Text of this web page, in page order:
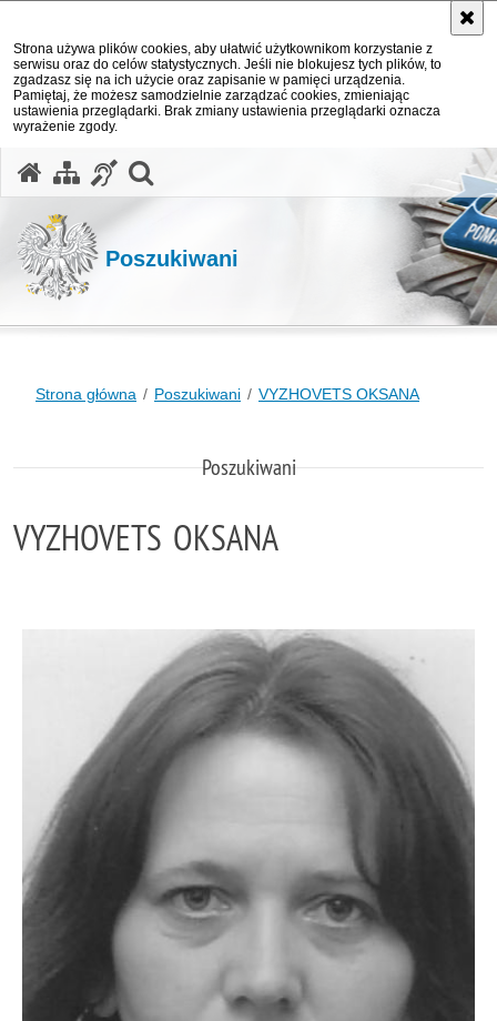
Strona używa plików cookies, aby ułatwić użytkownikom korzystanie z
serwisu oraz do celów statystycznych. Jeśli nie blokujesz tych plików, to
zgadzasz się na ich użycie oraz zapisanie w pamięci urządzenia.
Pamiętaj, że możesz samodzielnie zarządzać cookies, zmieniając
ustawienia przeglądarki. Brak zmiany ustawienia przeglądarki oznacza
wyrażenie zgody.
Poszukiwani
Strona główna Poszukiwani VYZHOVETS OKSANA
Poszukiwani
VYZHOVETS OKSANA